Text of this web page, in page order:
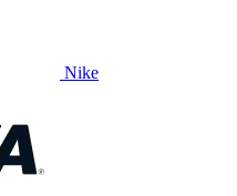
Nike